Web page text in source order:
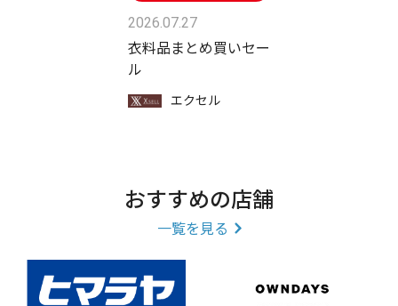
2026.07.27
衣料品まとめ買いセー
ル
エクセル
おすすめの店舗
一覧を見る